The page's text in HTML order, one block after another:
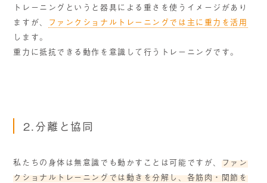
トレーニングというと器具による重さを使うイメージがあり
ますが、
ファンクショナルトレーニングでは主に重力を活用
します。
重力に抵抗できる動作を意識して行うトレーニングです。
2.分離と協同
私たちの身体は無意識でも動かすことは可能ですが、 ファン
クショナルトレーニングでは動きを分解し、各筋肉・関節を